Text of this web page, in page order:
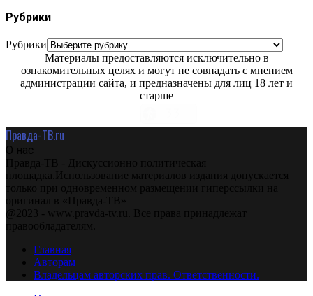
Рубрики
Рубрики
Материалы предоставляются исключительно в
ознакомительных целях и могут не совпадать с мнением
администрации сайта, и предназначены для лиц 18 лет и
старше
Правда-ТВ.ru
О нас
Правда-ТВ - Дискуссионно политическая
площадка.Использование материалов издания допускается
только при одновременном размещении гиперссылки на
оригинал в «Правда-ТВ»
@2023 - www.pravda-tv.ru. Все права принадлежат
правообладателям.
Главная
Авторам
Владельцам авторских прав. Ответственности.